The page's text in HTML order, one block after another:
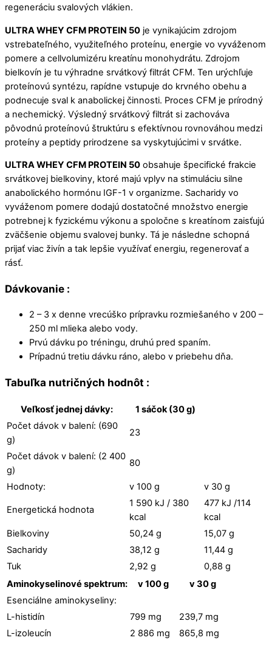
regeneráciu svalových vlákien.
ULTRA WHEY CFM PROTEIN 50 je vynikajúcim zdrojom
vstrebateľného, využiteľného proteínu, energie vo vyváženom
pomere a cellvolumizéru kreatínu monohydrátu. Zdrojom
bielkovín je tu výhradne srvátkový filtrát CFM. Ten urýchľuje
proteínovú syntézu, rapídne vstupuje do krvného obehu a
podnecuje sval k anabolickej činnosti. Proces CFM je prírodný
a nechemický. Výsledný srvátkový filtrát si zachováva
pôvodnú proteínovú štruktúru s efektívnou rovnováhou medzi
proteíny a peptidy prirodzene sa vyskytujúcimi v srvátke.
ULTRA WHEY CFM PROTEIN 50 obsahuje špecifické frakcie
srvátkovej bielkoviny, ktoré majú vplyv na stimuláciu silne
anabolického hormónu IGF-1 v organizme. Sacharidy vo
vyváženom pomere dodajú dostatočné množstvo energie
potrebnej k fyzickému výkonu a spoločne s kreatínom zaisťujú
zväčšenie objemu svalovej bunky. Tá je následne schopná
prijať viac živín a tak lepšie využívať energiu, regenerovať a
rásť.
Dávkovanie :
2 – 3 x denne vrecúško prípravku rozmiešaného v 200 –
250 ml mlieka alebo vody.
Prvú dávku po tréningu, druhú pred spaním.
Prípadnú tretiu dávku ráno, alebo v priebehu dňa.
Tabuľka nutričných hodnôt :
Veľkosť jednej dávky:
1 sáčok (30 g)
Počet dávok v balení: (690
g)
23
Počet dávok v balení: (2 400
g)
80
Hodnoty: v 100 g v 30 g
Energetická hodnota
1 590 kJ / 380
kcal
477 kJ /114
kcal
Bielkoviny
50,24 g
15,07 g
Sacharidy
38,12 g
11,44 g
Tuk
2,92 g
0,88 g
Aminokyselinové spektrum:
v 100 g
v 30 g
Esenciálne aminokyseliny:
L-histidín
799 mg
239,7 mg
L-izoleucín
2 886 mg
865,8 mg